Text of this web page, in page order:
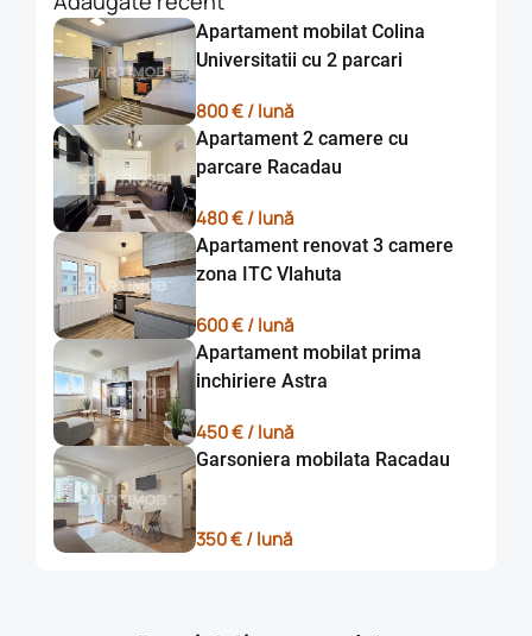
Nu se accepta animale de companie in spatiul interior
inchiriat !!!
Apartamentul este liber spre inchiriere iar vizionarile se
realizeaza pe baza de programare telefonica .
Apartament mobilat Colina
Universitatii cu 2 parcari
800 € / lună
Apartament 2 camere cu
parcare Racadau
480 € / lună
Apartament renovat 3 camere
zona ITC Vlahuta
600 € / lună
Apartament mobilat prima
inchiriere Astra
450 € / lună
Garsoniera mobilata Racadau
350 € / lună